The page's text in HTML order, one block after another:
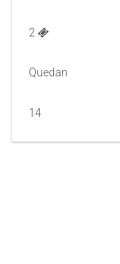
2
Quedan
14